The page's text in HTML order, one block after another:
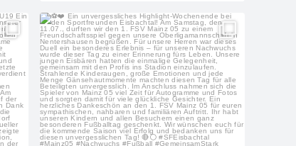
sf_eisbachtal_nachwuchs
Juli 17